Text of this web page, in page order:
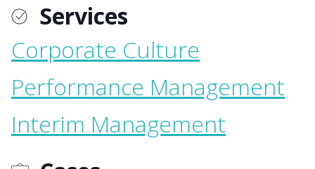
Services
Corporate Culture
Performance Management
Interim Management